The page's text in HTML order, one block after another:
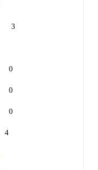
3
0
0
0
4